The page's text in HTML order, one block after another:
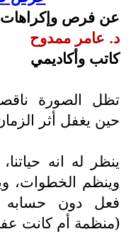
عن فرص وإكراهات
د. عامر ممدوح
كاتب وأكاديمي
تظل الصورة
حين يغفل أثر
ينظر له انه
وينظم الخطوات،
فعل دون
(منظمة أم كانت